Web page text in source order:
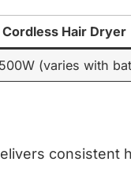
Cordless Hair Dryer
(varies with
consistent